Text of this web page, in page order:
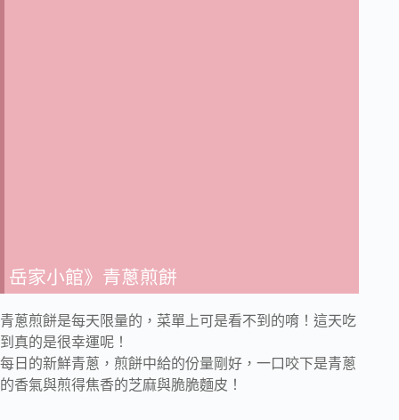
岳家小館》青蔥煎餅
青蔥煎餅是每天限量的，菜單上可是看不到的唷！這天吃
到真的是很幸運呢！
每日的新鮮青蔥，煎餅中給的份量剛好，一口咬下是青蔥
的香氣與煎得焦香的芝麻與脆脆麵皮！